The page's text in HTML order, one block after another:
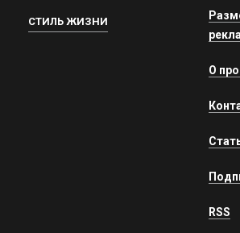
СТИЛЬ ЖИЗНИ
О
RSS